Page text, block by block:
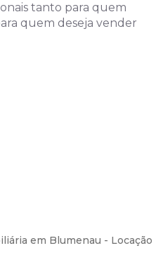
tanto para quem
quem deseja vender
em Blumenau - Locação